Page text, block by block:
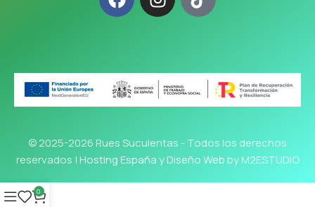
© 2025-2026 Rues Suculentas - Todos los derechos
reservados |Hosting España y Diseño Webby M2ESTUDIO
0